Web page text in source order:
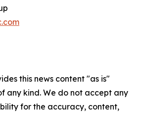
this news content "as is"
any kind. We do not accept any
for the accuracy, content,